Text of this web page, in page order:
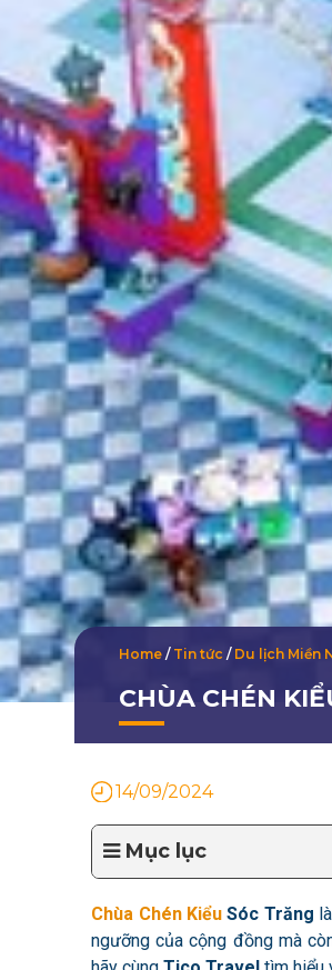
Home / Tin tức / Du lịch Miền
CHÙA CHÉN
14/09/2024
Mục lục
Chùa Chén KiểuSóc Trăng
ngưỡng của cộng đồng mà